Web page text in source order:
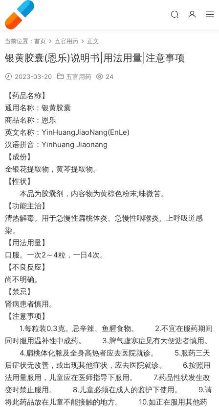
当前位置： 首页 五官用药 正文
银黄胶囊(恩乐)说明书|用法用量|注意事项
2023-03-20 五官用药 24
【药品名称】
通用名称：银黄胶囊
商品名称：恩乐
英文名称：YinHuangJiaoNang(EnLe)
汉语拼音：Yinhuang Jiaonang
【成份】
金银花提取物，黄芩提取物。
【性状】
本品为胶囊剂，内容物为黄棕色粉末;味微苦。
【功能主治】
清热解毒。用于急慢性扁桃体炎、急慢性咽喉炎、上呼吸道感
染。
【用法用量】
口服。一次2～4粒，一日4次。
【不良反应】
尚不明确。
【禁忌】
肾病患者慎用。
【注意事项】
1.每粒装0.3克。忌辛辣、鱼腥食物。 2.不宜在服药期间
同时服用温补性中成药。 3.脾气虚寒症见有大便溏者慎用。
4.扁桃体化脓及全身高热者应去医院就诊。 5.服药三天
后症状无改善，或出现其他症状，应去医院就诊。 6.按照用
法用量服用，儿童应在医师指导下服用。 7.药品性状发生改
变时禁止服用。 8.儿童必须在成人的监护下使用。 9.请
将此药品放在儿童不能接触的地方。 10.如正在服用其他药